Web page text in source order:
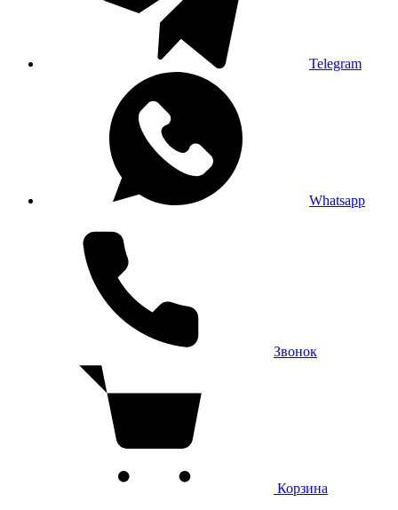
Telegram
Whatsapp
Звонок
Корзина